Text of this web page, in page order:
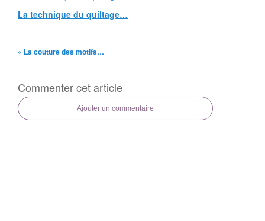
La technique du quiltage…
« La couture des motifs…
Commenter cet article
Ajouter un commentaire